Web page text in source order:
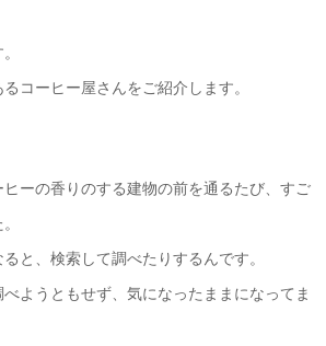
コーヒー屋さんをご紹介します。
ーの香りのする建物の前を通るたび、すご
と、検索して調べたりするんです。
べようともせず、気になったままになってま